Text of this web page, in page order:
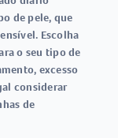
de pele, que
Escolha
o seu tipo de
excesso
considerar
de